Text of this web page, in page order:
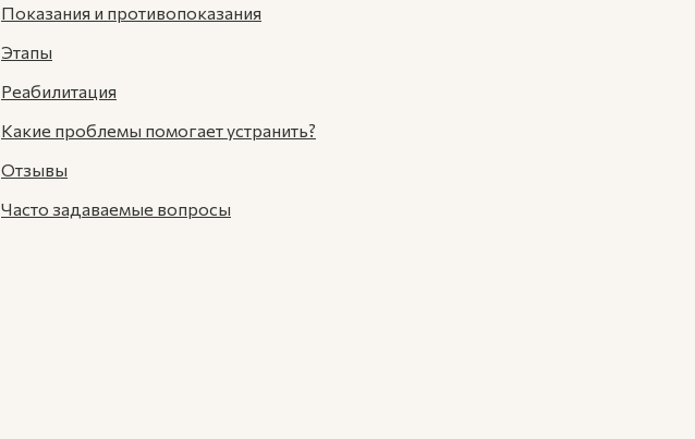
Показания и противопоказания
Этапы
Реабилитация
Какие проблемы помогает устранить?
Отзывы
Часто задаваемые вопросы